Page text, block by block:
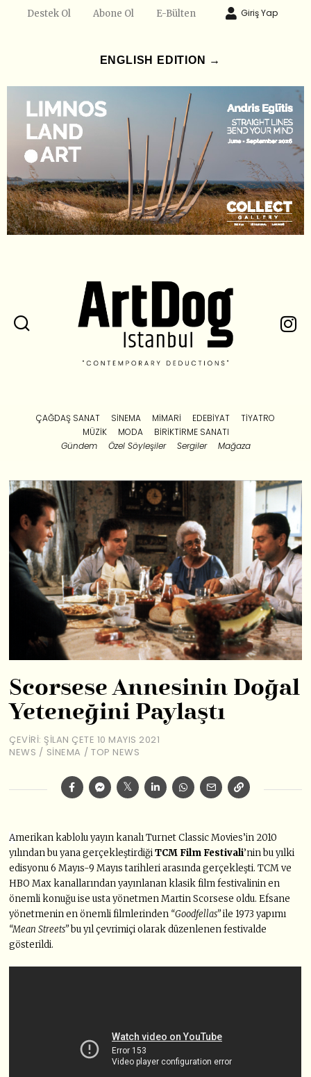
Destek Ol Abone Ol E-Bülten Giriş Yap
ENGLISH EDITION →
ÇAĞDAŞ SANAT SINEMA MIMARI EDEBIYAT
TIYATRO
MÜZIK
MODA
BIRIKTIRME SANATI
Gündem
Özel Söyleşiler Sergiler Mağaza
Scorsese Annesinin Doğal
Yeteneğini Paylaştı
ÇEVIRI: ŞILAN ÇETE 10 MAYIS 2021
NEWS / SINEMA / TOP NEWS
Amerikan kablolu yayın kanalı Turnet Classic Movies’in 2010
yılından bu yana gerçekleştirdiğiTCM Film Festivali’nin bu yılki
edisyonu 6 Mayıs-9 Mayıs tarihleri arasında gerçekleşti. TCM ve
HBO Max kanallarından yayınlanan klasik film festivalinin en
önemli konuğu ise usta yönetmen Martin Scorsese oldu. Efsane
yönetmenin en önemli filmlerinden “Goodfellas”ile 1973 yapımı
“Mean Streets”bu yıl çevrimiçi olarak düzenlenen festivalde
gösterildi.